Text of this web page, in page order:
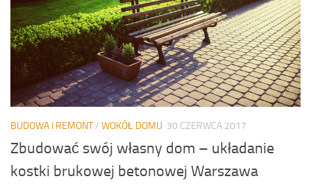
BUDOWA I REMONT/ WOKÓŁ DOMU 30 CZERWCA 2017
Zbudować swój własny dom – układanie
kostki brukowej betonowej Warszawa